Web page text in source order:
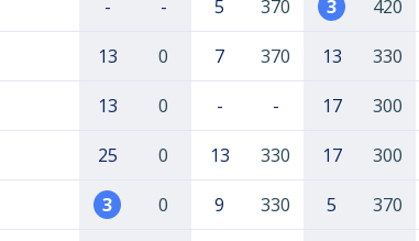
- - 5 370 3 420
13 0 7 370 13 330
13 0 - - 17 300
25 0 13 330 17 300
3 0 9 330 5 370